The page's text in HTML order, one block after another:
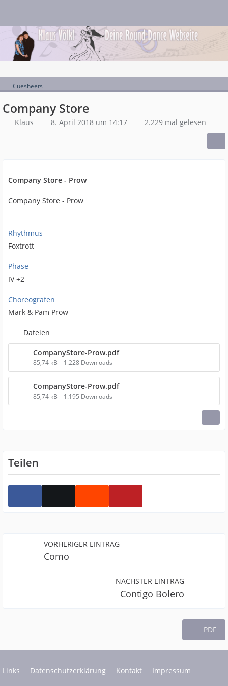
Cuesheets
Company Store
Klaus 8. April 2018 um 14:17 2.229 mal gelesen
Company Store - Prow
Company Store - Prow
Rhythmus
Foxtrott
Phase
IV +2
Choreografen
Mark & Pam Prow
Dateien
CompanyStore-Prow.pdf
85,74 kB – 1.228 Downloads
CompanyStore-Prow.pdf
85,74 kB – 1.195 Downloads
Teilen
VORHERIGER EINTRAG
Como
NÄCHSTER EINTRAG
Contigo Bolero
PDF
Links Datenschutzerklärung Kontakt Impressum